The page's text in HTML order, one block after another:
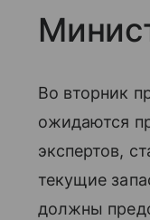
Во вторник
ожидаются
экспертов,
текущие
должны